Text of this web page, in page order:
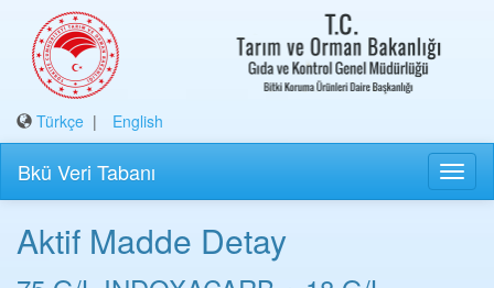
Türkçe | English
Bkü Veri Tabanı
Aktif Madde Detay